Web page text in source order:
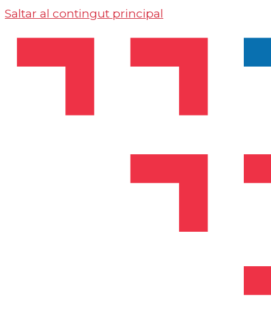
Saltar al contingut principal